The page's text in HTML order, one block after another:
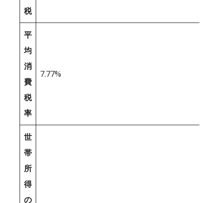
税
平
均
消
費
税
率
7.77%
世
帯
所
得
の